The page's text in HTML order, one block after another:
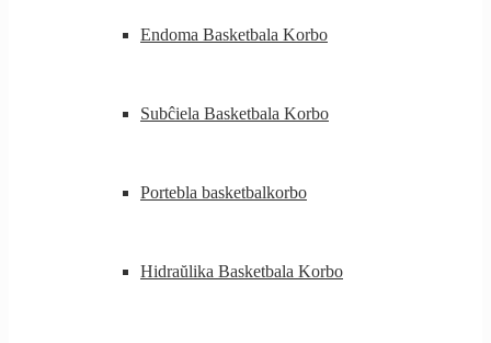
Endoma Basketbala Korbo
Subĉiela Basketbala Korbo
Portebla basketbalkorbo
Hidraŭlika Basketbala Korbo